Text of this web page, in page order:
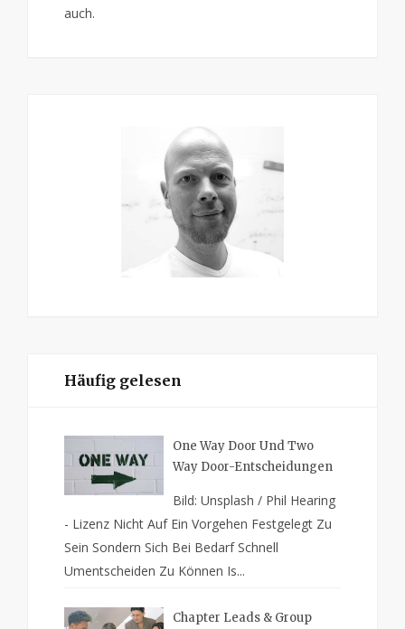
auch.
Häufig gelesen
One Way Door Und Two
Way Door-Entscheidungen
Bild: Unsplash / Phil Hearing
- Lizenz Nicht Auf Ein Vorgehen Festgelegt Zu
Sein Sondern Sich Bei Bedarf Schnell
Umentscheiden Zu Können Is...
Chapter Leads & Group